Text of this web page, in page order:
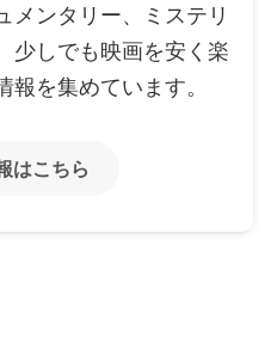
メンタリー、ミステリ
少しでも映画を安く楽
報を集めています。
はこちら